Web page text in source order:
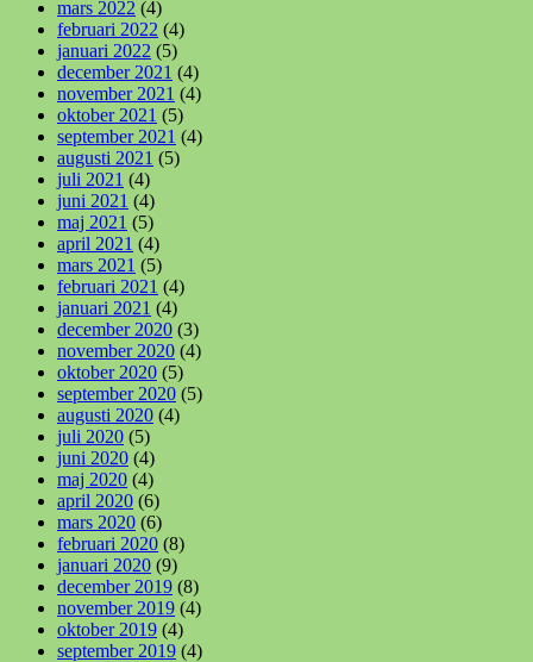
mars 2022 (4)
februari 2022 (4)
januari 2022 (5)
december 2021 (4)
november 2021 (4)
oktober 2021 (5)
september 2021 (4)
augusti 2021 (5)
juli 2021 (4)
juni 2021 (4)
maj 2021 (5)
april 2021 (4)
mars 2021 (5)
februari 2021 (4)
januari 2021 (4)
december 2020 (3)
november 2020 (4)
oktober 2020 (5)
september 2020 (5)
augusti 2020 (4)
juli 2020 (5)
juni 2020 (4)
maj 2020 (4)
april 2020 (6)
mars 2020 (6)
februari 2020 (8)
januari 2020 (9)
december 2019 (8)
november 2019 (4)
oktober 2019 (4)
september 2019 (4)